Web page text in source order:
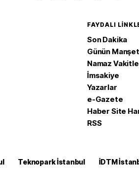
FAYDALI
Son Dakika
Günün
Namaz
İmsakiye
Yazarlar
e-Gazete
Haber Site
RSS
Teknopark İstanbul İDTM